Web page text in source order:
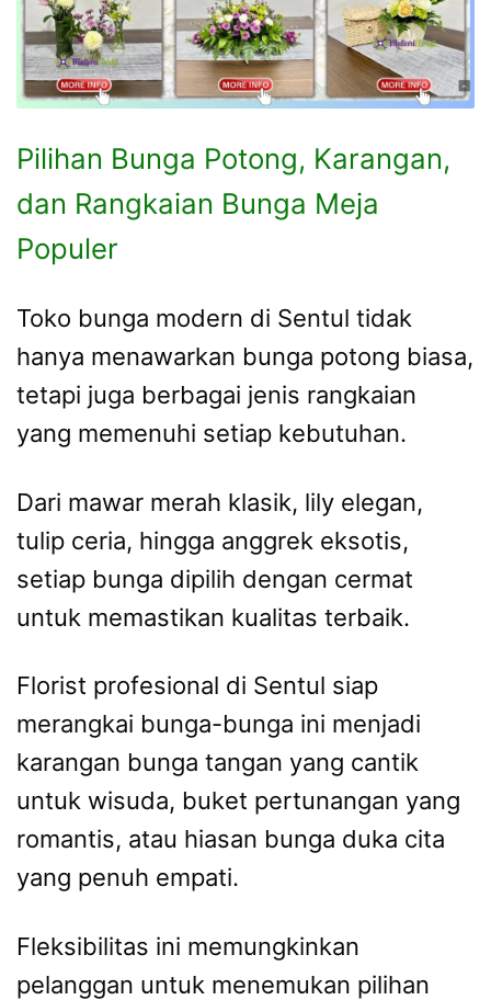
Pilihan Bunga Potong, Karangan,
dan Rangkaian Bunga Meja
Populer
Toko bunga modern di Sentul tidak
hanya menawarkan bunga potong biasa,
tetapi juga berbagai jenis rangkaian
yang memenuhi setiap kebutuhan.
Dari mawar merah klasik, lily elegan,
tulip ceria, hingga anggrek eksotis,
setiap bunga dipilih dengan cermat
untuk memastikan kualitas terbaik.
Florist profesional di Sentul siap
merangkai bunga-bunga ini menjadi
karangan bunga tangan yang cantik
untuk wisuda, buket pertunangan yang
romantis, atau hiasan bunga duka cita
yang penuh empati.
Fleksibilitas ini memungkinkan
pelanggan untuk menemukan pilihan